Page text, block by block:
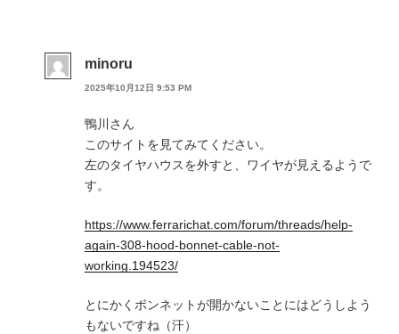
minoru
2025年10月12日 9:53 PM
鴨川さん
このサイトを見てみてください。
左のタイヤハウスを外すと、ワイヤが見えるようで
す。
https://www.ferrarichat.com/forum/threads/help-
again-308-hood-bonnet-cable-not-
working.194523/
とにかくボンネットが開かないことにはどうしよう
もないですね（汗）